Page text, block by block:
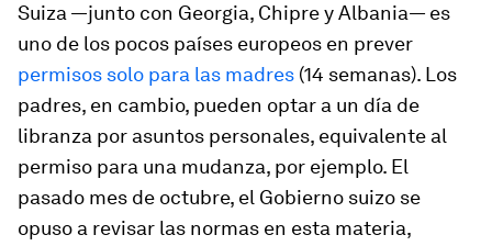
Suiza —junto con Georgia, Chipre y Albania— es
uno de los pocos países europeos en prever
permisos solo para las madres (14 semanas). Los
padres, en cambio, pueden optar a un día de
libranza por asuntos personales, equivalente al
permiso para una mudanza, por ejemplo. El
pasado mes de octubre, el Gobierno suizo se
opuso a revisar las normas en esta materia,